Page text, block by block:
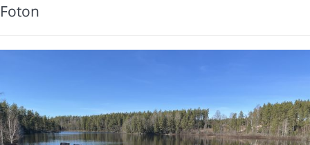
Foton